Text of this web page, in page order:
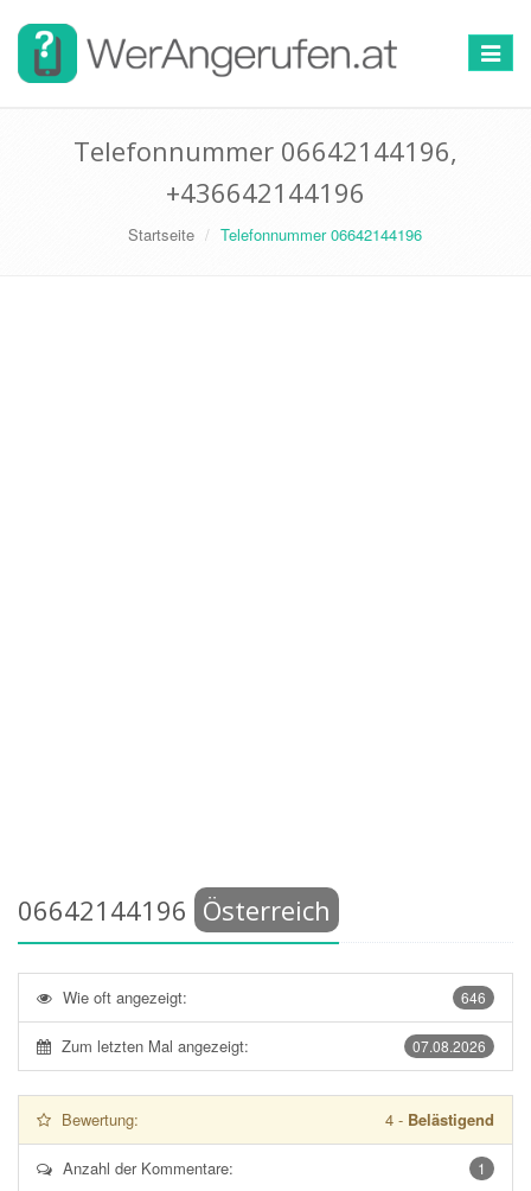
Toggle
Telefonnummer 06642144196,
+436642144196
Startseite Telefonnummer 06642144196
06642144196 Österreich
646
Wie oft angezeigt:
07.08.2026
Zum letzten Mal angezeigt:
Bewertung: 4 - Belästigend
1
Anzahl der Kommentare: